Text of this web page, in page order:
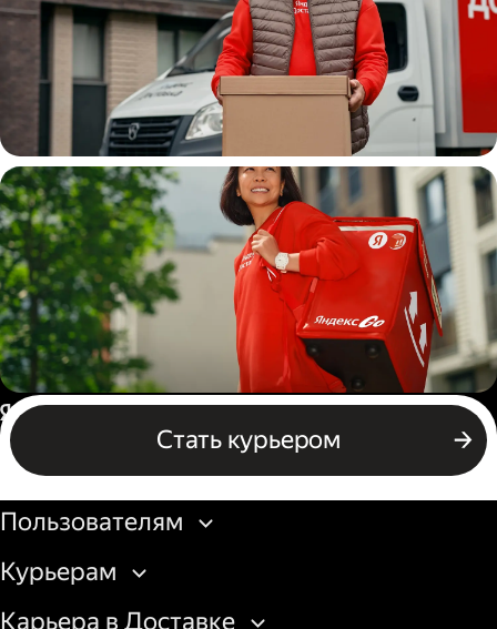
Водитель
грузовой машины
Пеший курьер
Стать курьером
Россия
Бизнесу
Пользователям
Курьерам
Карьера в Доставке